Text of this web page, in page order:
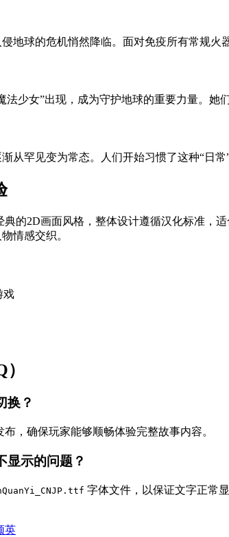
地球的危机悄然降临。面对免疫所有常规火
法少女”出现，成为守护地球的重要力量。她
从罕见变为常态。人们开始习惯了这种“日
典的2D画面风格，整体设计遵循汉化标准，
情感交织。
戏
换？
，确保玩家能够顺畅体验完整故事内容。
显示的问题？
字体文件，以保证文字正常显
英